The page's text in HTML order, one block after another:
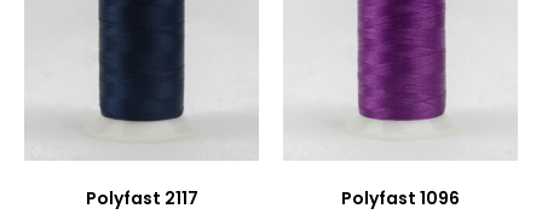
Polyfast 2117
Polyfast 1096